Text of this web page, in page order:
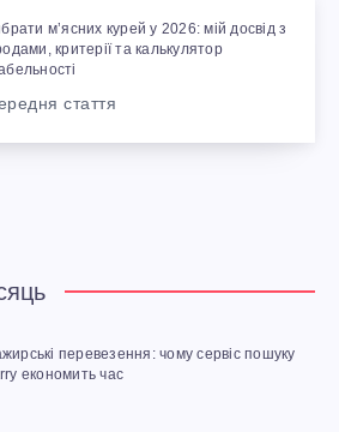
м’ясних курей у 2026: мій досвід з
критерії та калькулятор
стаття
перевезення: чому сервіс пошуку
економить час